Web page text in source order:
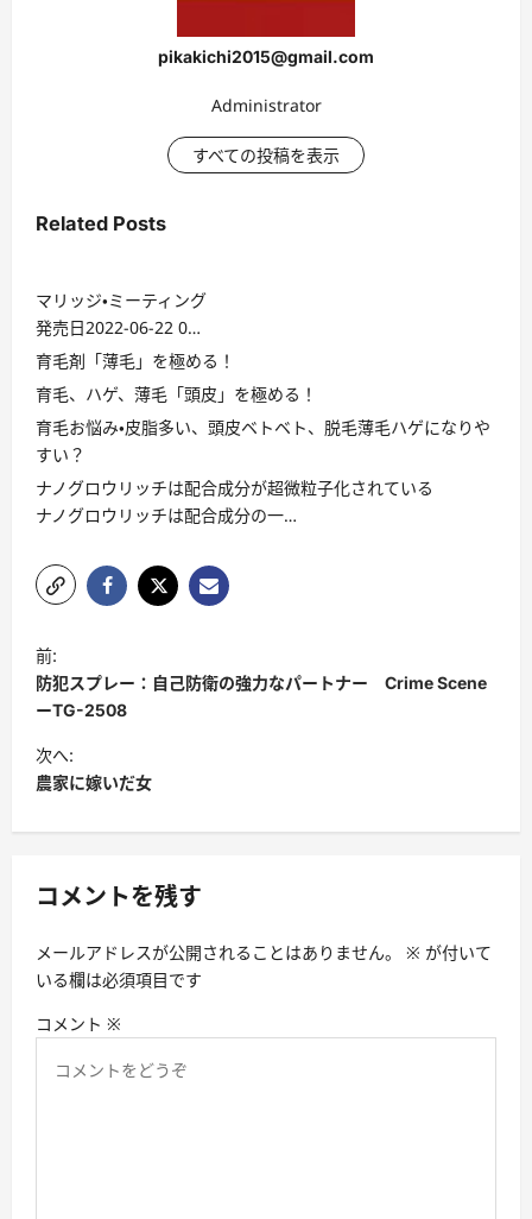
pikakichi2015@gmail.com
Administrator
すべての投稿を表示
Related Posts
マリッジ・ミーティング
発売日2022-06-22 0…
育毛剤「薄毛」を極める！
育毛、ハゲ、薄毛「頭皮」を極める！
育毛お悩み・皮脂多い、頭皮ベトベト、脱毛薄毛ハゲになりや
すい？
ナノグロウリッチは配合成分が超微粒子化されている
ナノグロウリッチは配合成分の一…
投
稿
ナ
ビ
ゲ
ー
ョ
前:
防犯スプレー：自己防衛の強力なパートナー Crime Scene
ーTG-2508
次へ:
農家に嫁いだ女
コメントを残す
メールアドレスが公開されることはありません。 ※ が付いて
いる欄は必須項目です
コメント ※